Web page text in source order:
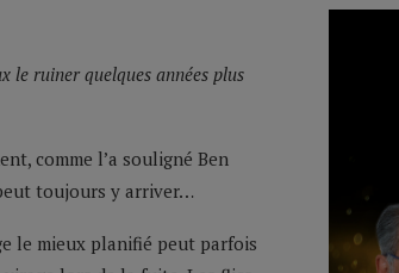
le ruiner quelques années plus
comme l’a souligné Ben
toujours y arriver…
le mieux planifié peut parfois